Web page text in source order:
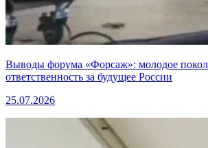
Выводы форума «Форсаж»: молодое
ответственность за будущее России
25.07.2026